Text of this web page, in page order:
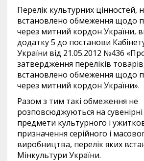
Перелік культурних цінностей,
встановлено обмеження щодо
через митний кордон України,
додатку 5 до постанови
України від 21.05.2012 №436
затвердження переліків
встановлено обмеження щодо
через митний кордон України».
Разом з тим такі обмеження не
розповсюджуються на
предмети культурного і
призначення серійного і
виробництва, перелік яких
Мінкультури України.